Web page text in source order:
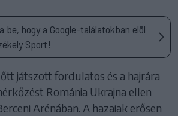
be, hogy a Google-találatokban elöl
Sport!
játszott fordulatos és a hajrára
Románia Ukrajna ellen
Arénában. A hazaiak erősen